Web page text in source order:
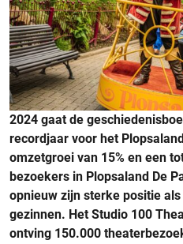
2024 gaat de
recordjaar voor het
omzetgroei van 15% en een
bezoekers in Plopsaland De
opnieuw zijn sterke positie
gezinnen. Het Studio 100
ontving 150.000